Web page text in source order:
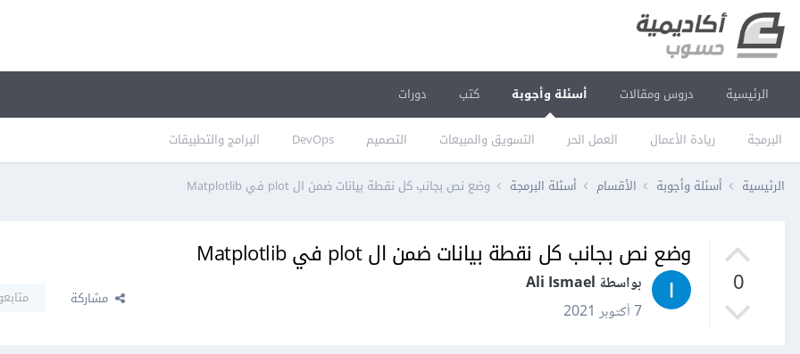
الرئيسية دروس ومقالات أسئلة وأجوبة
البرمجة ريادة الأعمال العمل الحر التسويق والمبيعات التصميم DevOps البرامج والتطبيقات
كتب دورات
الرئيسية أسئلة وأجوبة الأقسام أسئلة البرمجة وضع نص بجانب كل نقطة بيانات ضمن ال plot في Matplotlib
0
وضع نص بجانب كل نقطة بيانات ضمن ال plot في Matplotlib
بواسطة Ali Ismael
7 أكتوبر 2021
مشاركة